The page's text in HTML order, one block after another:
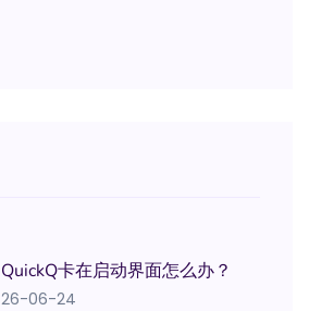
QuickQ卡在启动界面怎么办？
26-06-24